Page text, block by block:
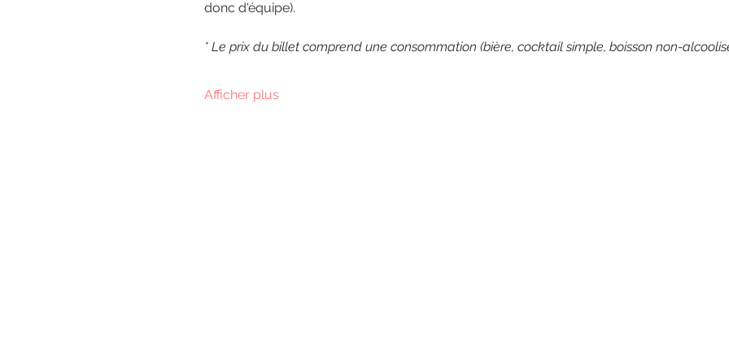
donc d'équipe).
* Le prix du billet comprend une consommation (bière, cocktail simple, boisson non-
Afficher plus